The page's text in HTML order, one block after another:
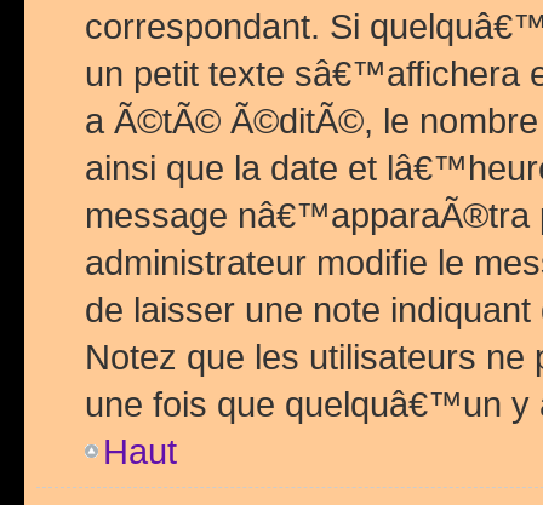
correspondant. Si
un petit texte sâ€™affichera
a Ã©tÃ© Ã©ditÃ©, le
ainsi que la date et
message nâ€™apparaÃ®tra
administrateur modifie le
de laisser une note
Notez que les utilisateurs
une fois que quelquâ€™un y
Haut